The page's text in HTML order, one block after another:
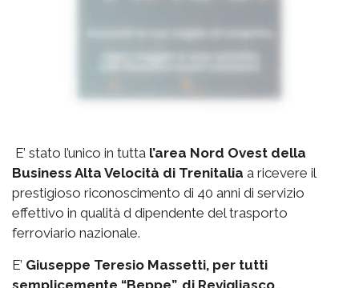
E’ stato l’unico in tutta l’area Nord Ovest della
Business Alta Velocità di Trenitalia a ricevere il
prestigioso riconoscimento di 40 anni di servizio
effettivo in qualità d dipendente del trasporto
ferroviario nazionale.
E’ Giuseppe Teresio Massetti, per tutti
semplicemente “Beppe”, di Revigliasco